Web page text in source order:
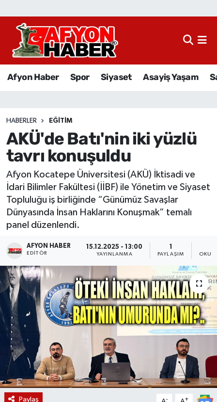
Afyon Haber Spor Siyaset Asayiş Yaşam
HABERLER EĞITIM
AKÜ'de Batı'nin iki yüzlü
tavrı konuşuldu
Afyon Kocatepe Üniversitesi (AKÜ) İktisadi ve
İdari Bilimler Fakültesi (İİBF) ile Yönetim ve Siyaset
Topluluğu iş birliğinde “Günümüz Savaşlar
Dünyasında İnsan Haklarını Konuşmak” temalı
panel düzenlendi.
AFYON HABER
EDITÖR
15.12.2025 - 13:00
YAYINLANMA PAYLAŞIM
Paylaş - +
Afyon Haber
Sağlık
Eğitim
Sivil Toplum
Ekonomi